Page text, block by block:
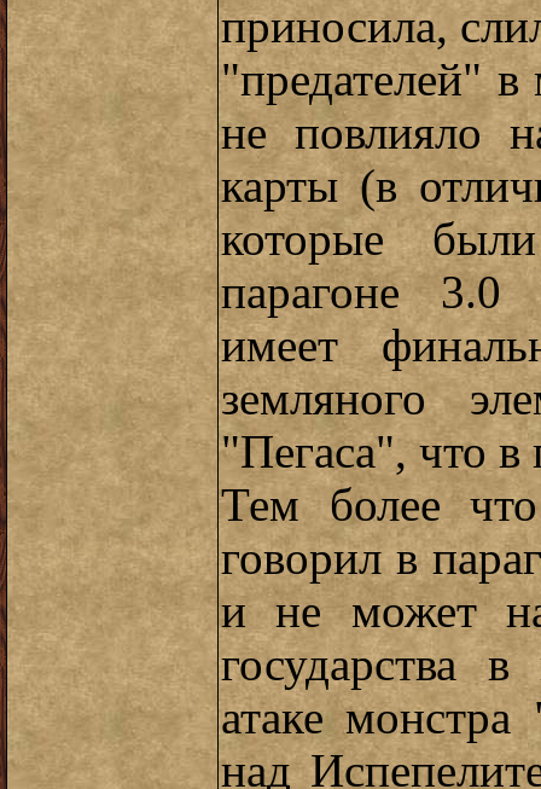
приносила,
"предателей"
не повлияло
карты (в
которые
парагоне 3.0
имеет
земляного
"Пегаса", что в
Тем более
говорил в
и не может
государства
атаке
над